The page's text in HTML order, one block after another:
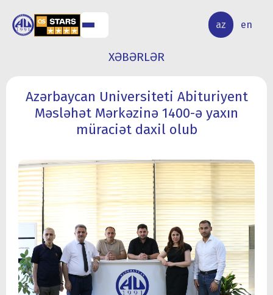
az en
ELMİ
TƏDQİQAT
XƏBƏRLƏR
Azərbaycan Universiteti Abituriyent
Məsləhət Mərkəzinə 1400-ə yaxın
müraciət daxil olub